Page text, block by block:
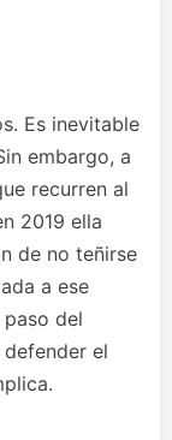
Es inevitable
embargo, a
recurren al
2019 ella
de no teñirse
a ese
del
el